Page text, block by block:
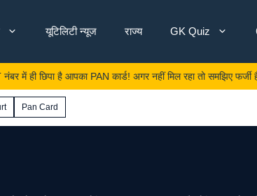
यूटिलिटी न्यूज राज्य GK Quiz
है आपका PAN कार्ड! अगर नहीं मिल रहा तो समझिए फर्जी है दुकान,
Pan Card